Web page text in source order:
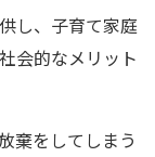
し、子育て家庭
会的なメリット
棄をしてしまう